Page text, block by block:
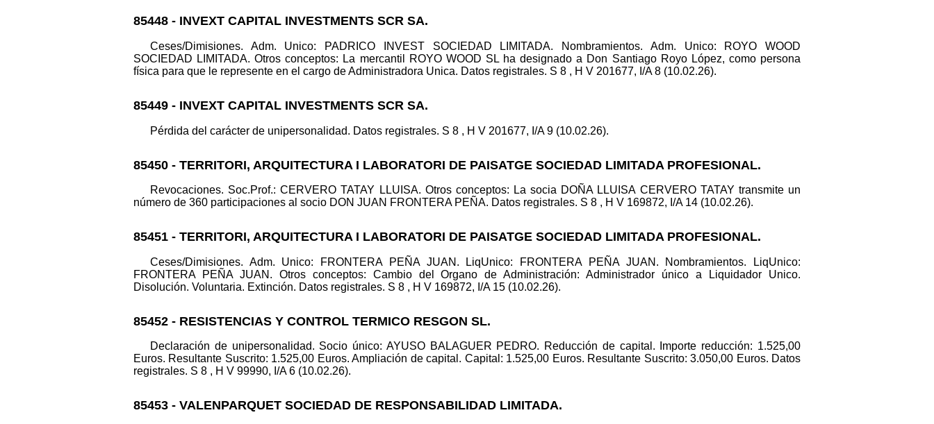
85448 - INVEXT CAPITAL INVESTMENTS SCR SA.
Ceses/Dimisiones. Adm. Unico: PADRICO INVEST SOCIEDAD LIMITADA. Nombramientos. Adm. Unico: ROYO WOOD
SOCIEDAD LIMITADA. Otros conceptos: La mercantil ROYO WOOD SL ha designado a Don Santiago Royo López, como persona
física para que le represente en el cargo de Administradora Unica. Datos registrales. S 8 , H V 201677, I/A 8 (10.02.26).
85449 - INVEXT CAPITAL INVESTMENTS SCR SA.
Pérdida del carácter de unipersonalidad. Datos registrales. S 8 , H V 201677, I/A 9 (10.02.26).
85450 - TERRITORI, ARQUITECTURA I LABORATORI DE PAISATGE SOCIEDAD LIMITADA PROFESIONAL.
Revocaciones. Soc.Prof.: CERVERO TATAY LLUISA. Otros conceptos: La socia DOÑA LLUISA CERVERO TATAY transmite un
número de 360 participaciones al socio DON JUAN FRONTERA PEÑA. Datos registrales. S 8 , H V 169872, I/A 14 (10.02.26).
85451 - TERRITORI, ARQUITECTURA I LABORATORI DE PAISATGE SOCIEDAD LIMITADA PROFESIONAL.
Ceses/Dimisiones. Adm. Unico: FRONTERA PEÑA JUAN. LiqUnico: FRONTERA PEÑA JUAN. Nombramientos. LiqUnico:
FRONTERA PEÑA JUAN. Otros conceptos: Cambio del Organo de Administración: Administrador único a Liquidador Unico.
Disolución. Voluntaria. Extinción. Datos registrales. S 8 , H V 169872, I/A 15 (10.02.26).
85452 - RESISTENCIAS Y CONTROL TERMICO RESGON SL.
Declaración de unipersonalidad. Socio único: AYUSO BALAGUER PEDRO. Reducción de capital. Importe reducción: 1.525,00
Euros. Resultante Suscrito: 1.525,00 Euros. Ampliación de capital. Capital: 1.525,00 Euros. Resultante Suscrito: 3.050,00 Euros. Datos
registrales. S 8 , H V 99990, I/A 6 (10.02.26).
85453 - VALENPARQUET SOCIEDAD DE RESPONSABILIDAD LIMITADA.